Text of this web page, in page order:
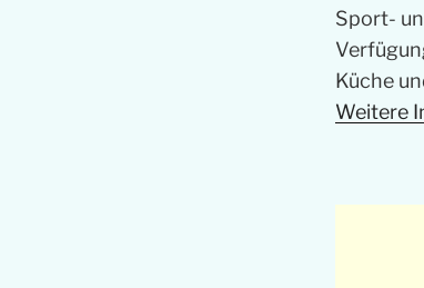
Sport-
Küche
Weitere